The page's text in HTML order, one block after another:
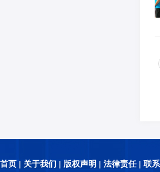
首页 | 关于我们 | 版权声明 | 法律责任| 联